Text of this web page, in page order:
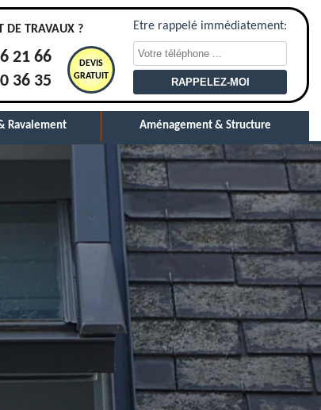
DE TRAVAUX ?
21 66
36 35
DEVIS
GRATUIT
Etre rappelé immédiatement:
Ravalement Aménagement & Structure